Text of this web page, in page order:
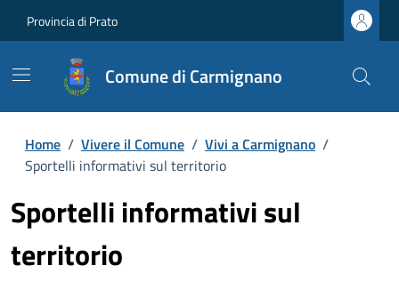
Provincia di Prato
Comune di Carmignano
Home / Vivere il Comune / Vivi a Carmignano /
Sportelli informativi sul territorio
Sportelli informativi sul
territorio